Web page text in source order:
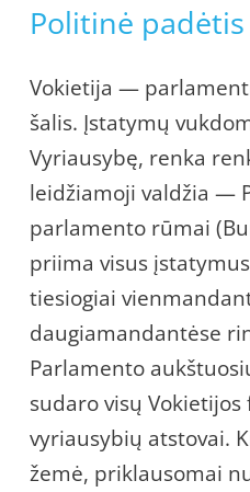
Politinė padėtis
Vokietija —
šalis. Įstatymų
Vyriausybę, renka
leidžiamoji valdžia —
parlamento rūmai
priima visus
tiesiogiai
daugiamandantėse
Parlamento
sudaro visų
vyriausybių atstovai.
žemė, priklausomai